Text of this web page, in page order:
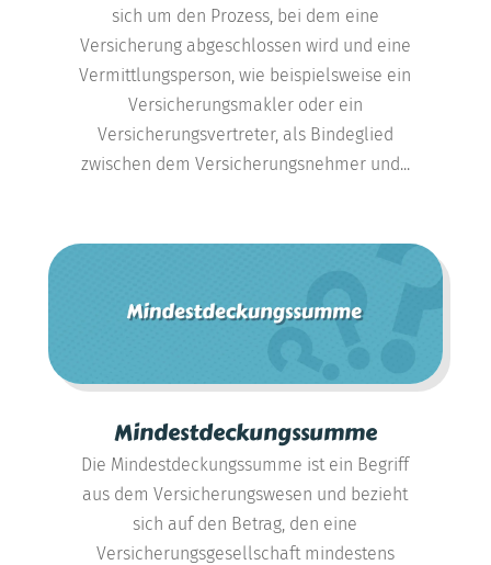
sich um den Prozess, bei dem eine
Versicherung abgeschlossen wird und eine
Vermittlungsperson, wie beispielsweise ein
Versicherungsmakler oder ein
Versicherungsvertreter, als Bindeglied
zwischen dem Versicherungsnehmer und...
Mindestdeckungssumme
Die Mindestdeckungssumme ist ein Begriff
aus dem Versicherungswesen und bezieht
sich auf den Betrag, den eine
Versicherungsgesellschaft mindestens